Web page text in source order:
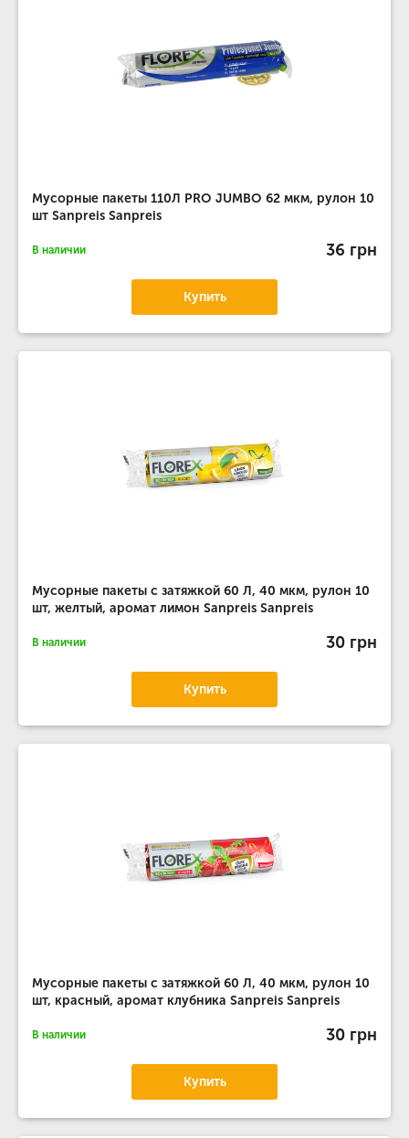
Мусорные пакеты 110Л PRO JUMBO 62 мкм, рулон 10
шт Sanpreis Sanpreis
В наличии 36 грн
Купить
Мусорные пакеты с затяжкой 60 Л, 40 мкм, рулон 10
шт, желтый, аромат лимон Sanpreis Sanpreis
В наличии 30 грн
Купить
Мусорные пакеты с затяжкой 60 Л, 40 мкм, рулон 10
шт, красный, аромат клубника Sanpreis Sanpreis
В наличии 30 грн
Купить